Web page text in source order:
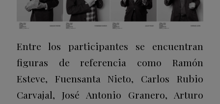
Entre los participantes se encuentran
figuras de referencia como Ramón
Esteve, Fuensanta Nieto, Carlos Rubio
Carvajal, José Antonio Granero, Arturo